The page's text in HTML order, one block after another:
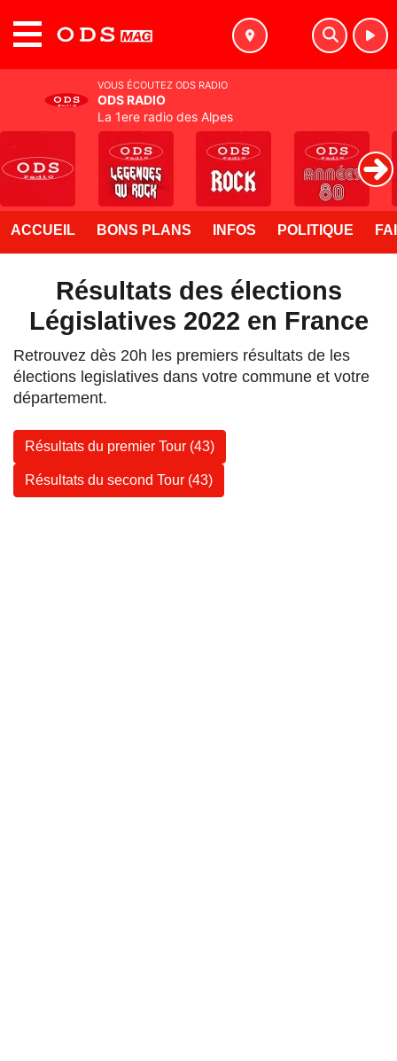
ACCUEIL BONS PLANS INFOS POLITIQUE
Résultats des élections
Législatives 2022 en France
Retrouvez dès 20h les premiers résultats de les
élections legislatives dans votre commune et votre
département.
Résultats du premier Tour (43)
Résultats du second Tour (43)
VOUS ÉCOUTEZ ODS RADIO
ODS RADIO
La 1ere radio des Alpes